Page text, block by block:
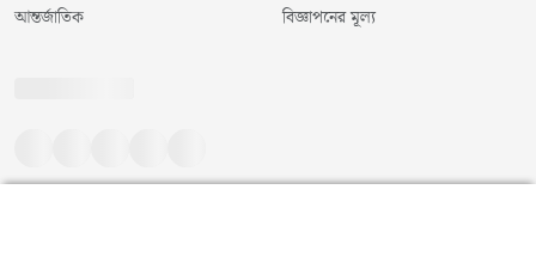
আন্তর্জাতিক
বিজ্ঞাপনের মূল্য